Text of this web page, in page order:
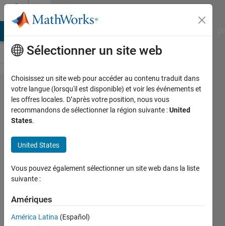
Passer au contenu
Problem
47118.
find the
index of
a
number
PRATYUSHA
52
Sélectionner un site web
Choisissez un site web pour accéder au contenu traduit dans
votre langue (lorsqu'il est disponible) et voir les événements et
les offres locales. D’après votre position, nous vous
recommandons de sélectionner la région suivante :United
States.
United States
Vous pouvez également sélectionner un site web dans la liste
suivante :
Amériques
América Latina (Español)